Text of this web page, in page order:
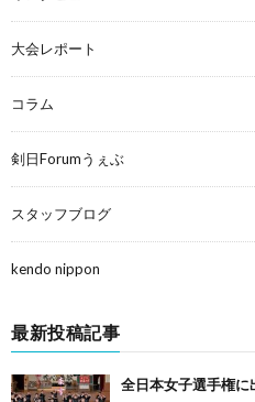
大会レポート
コラム
剣日Forumうぇぶ
スタッフブログ
kendo nippon
最新投稿記事
全日本女子選手権に